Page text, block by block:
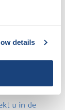
details
.
u in de